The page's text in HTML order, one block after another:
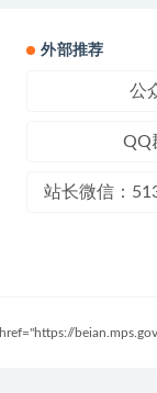
外部推荐
公
QQ
站长微信：
href="https://